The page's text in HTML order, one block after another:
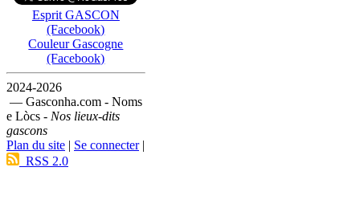
Esprit GASCON
(Facebook)
Couleur Gascogne
(Facebook)
2024-2026
— Gasconha.com - Noms
e Lòcs - Nos lieux-dits
gascons
Plan du site | Se connecter|
RSS 2.0